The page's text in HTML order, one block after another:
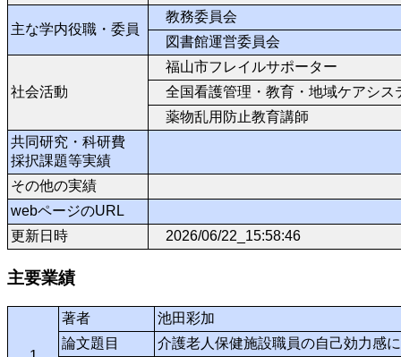
主な学内役職・委員
教務委員会
図書館運営委員会
社会活動
福山市フレイルサポーター
全国看護管理・教育・地域ケアシス
薬物乱用防止教育講師
共同研究・科研費
採択課題等実績
その他の実績
webページのURL
更新日時
2026/06/22_15:58:46
主要業績
著者
池田彩加
論文題目
介護老人保健施設職員の自己効力感